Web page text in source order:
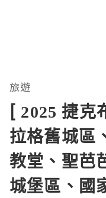
旅遊
[ 2025 捷
拉格舊城區
教堂、聖芭
城堡區、國